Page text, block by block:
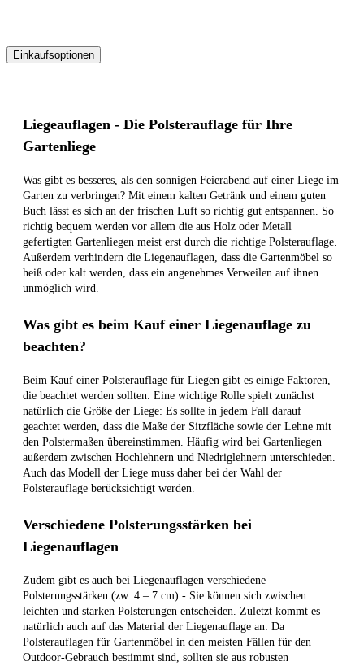
Einkaufsoptionen
Liegeauflagen - Die Polsterauflage für Ihre
Gartenliege
Was gibt es besseres, als den sonnigen Feierabend auf einer Liege im
Garten zu verbringen? Mit einem kalten Getränk und einem guten
Buch lässt es sich an der frischen Luft so richtig gut entspannen. So
richtig bequem werden vor allem die aus Holz oder Metall
gefertigten Gartenliegen meist erst durch die richtige Polsterauflage.
Außerdem verhindern die Liegenauflagen, dass die Gartenmöbel so
heiß oder kalt werden, dass ein angenehmes Verweilen auf ihnen
unmöglich wird.
Was gibt es beim Kauf einer Liegenauflage zu
beachten?
Beim Kauf einer Polsterauflage für Liegen gibt es einige Faktoren,
die beachtet werden sollten. Eine wichtige Rolle spielt zunächst
natürlich die Größe der Liege: Es sollte in jedem Fall darauf
geachtet werden, dass die Maße der Sitzfläche sowie der Lehne mit
den Polstermaßen übereinstimmen. Häufig wird bei Gartenliegen
außerdem zwischen Hochlehnern und Niedriglehnern unterschieden.
Auch das Modell der Liege muss daher bei der Wahl der
Polsterauflage berücksichtigt werden.
Verschiedene Polsterungsstärken bei
Liegenauflagen
Zudem gibt es auch bei Liegenauflagen verschiedene
Polsterungsstärken (zw. 4 – 7 cm) - Sie können sich zwischen
leichten und starken Polsterungen entscheiden. Zuletzt kommt es
natürlich auch auf das Material der Liegenauflage an: Da
Polsterauflagen für Gartenmöbel in den meisten Fällen für den
Outdoor-Gebrauch bestimmt sind, sollten sie aus robusten